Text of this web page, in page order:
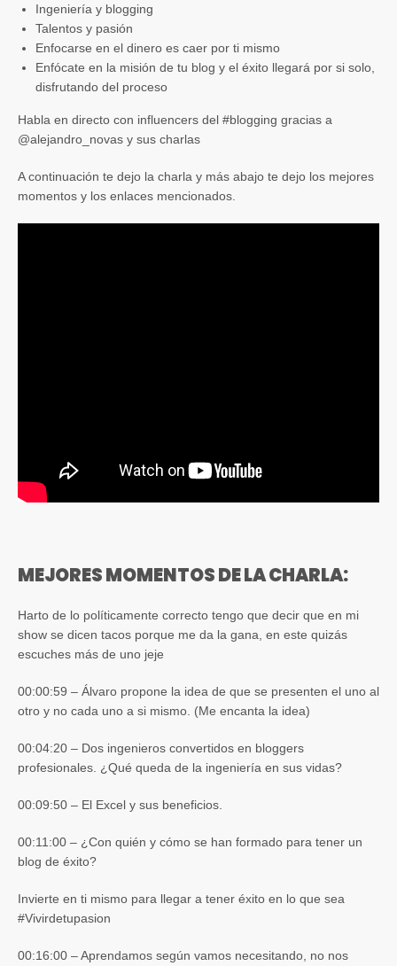
Ingeniería y blogging
Talentos y pasión
Enfocarse en el dinero es caer por ti mismo
Enfócate en la misión de tu blog y el éxito llegará por si solo,
disfrutando del proceso
Habla en directo con influencers del #blogging gracias a
@alejandro_novas y sus charlas
A continuación te dejo la charla y más abajo te dejo los mejores
momentos y los enlaces mencionados.
MEJORES MOMENTOS DE LA CHARLA:
Harto de lo políticamente correcto tengo que decir que en mi
show se dicen tacos porque me da la gana, en este quizás
escuches más de uno jeje
00:00:59 – Álvaro propone la idea de que se presenten el uno al
otro y no cada uno a si mismo. (Me encanta la idea)
00:04:20 – Dos ingenieros convertidos en bloggers
profesionales. ¿Qué queda de la ingeniería en sus vidas?
00:09:50 – El Excel y sus beneficios.
00:11:00 – ¿Con quién y cómo se han formado para tener un
blog de éxito?
Invierte en ti mismo para llegar a tener éxito en lo que sea
#Vivirdetupasion
00:16:00 – Aprendamos según vamos necesitando, no nos